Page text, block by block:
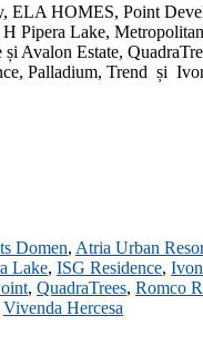
HOMES, Point
Lake,
Avalon Estate,
Palladium, Trend și
Domen, Atria Urban
Lake, ISG Residence,
, QuadraTrees, Romco
Vivenda Hercesa